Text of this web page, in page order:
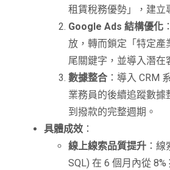
租賃稅務優勢」，建立
Google Ads 結構優化
放，轉而鎖定「特定產
尾關鍵字，並導入潛在
數據整合 ：導入 CRM
業務員的後續追蹤數據
到撥款的完整週期。
具體成效 ：
線上線索品質提升 ：
SQL) 在 6 個月內從 8%